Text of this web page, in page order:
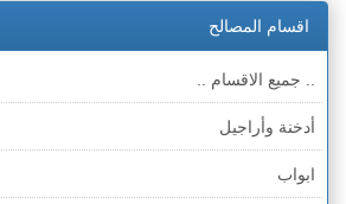
الضفة » رام الله والبيره
الضفة » أريحا
الضفة » الخليل
الضفة » بيت لحم
اقسام المصالح
.. جميع الاقسام ..
أدخنة وأراجيل
ابواب